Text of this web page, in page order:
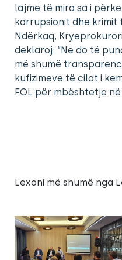
lajme të mira sa i
korrupsionit dhe krimit
Ndërkaq,
deklaroj: “Ne do të
më shumë
kufizimeve të cilat i
FOL për mbështetje
Lexoni më shumë nga